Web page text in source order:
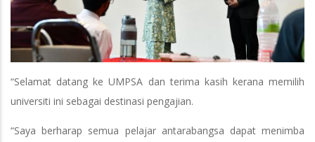
“Selamat datang ke UMPSA dan terima kasih kerana memilih
universiti ini sebagai destinasi pengajian.
“Saya berharap semua pelajar antarabangsa dapat menimba